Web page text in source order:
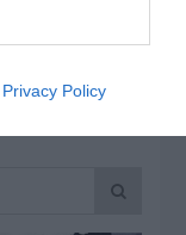
Privacy Policy
,ΠΟΛΙΤΙΚΗ